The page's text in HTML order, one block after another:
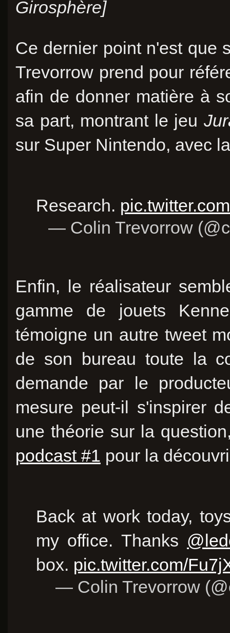
Girosphère]
Ce dernier point n'est que
Trevorrow prend pour
afin de donner matière à
sa part, montrant le jeu
sur Super Nintendo, avec
Research.
— Colin Trevorrow
Enfin, le réalisateur
gamme de jouets
témoigne un autre tweet
de son bureau toute la
demande par le
mesure peut-il s'inspirer
une théorie sur la
podcast #1 pour la
Back at work today,
my office. Thanks
box. pic.twitter.com/
— Colin Trevorrow